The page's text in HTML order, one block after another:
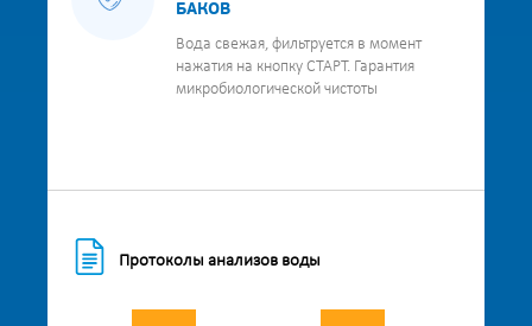
БАКОВ
Вода свежая, фильтруется в момент
нажатия на кнопку СТАРТ. Гарантия
микробиологической чистоты
Протоколы анализов воды